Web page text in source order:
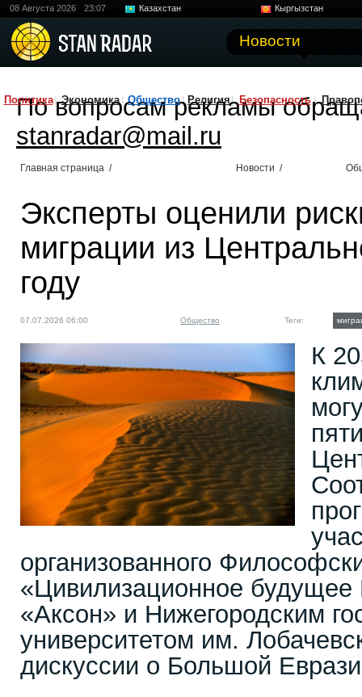
08 Августа 2026 23:07 Казахстан
Кыргызстан
Новости
Политика Экономика Общество Религия Безопасность
По вопросам рекламы
stanradar@mail.ru
Главная страница / Новости /
Эксперты оценили
миграции из
году
07.07.2026 06:00 Общество Теги:
К
организованного
«Цивилизационное будущее
«Аксон» и Нижегородским
университетом им.
дискуссии о Большой